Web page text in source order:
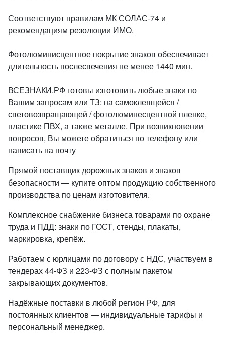
Соответствуют правилам МК СОЛАС-74 и
рекомендациям резолюции ИМО.
Фотолюминисцентное покрытие знаков обеспечивает
длительность послесвечения не менее 1440 мин.
ВСЕЗНАКИ.РФ готовы изготовить любые знаки по
Вашим запросам или ТЗ: на самоклеящейся /
световозвращающей / фотолюминесцентной пленке,
пластике ПВХ, а также металле. При возникновении
вопросов, Вы можете обратиться по телефону или
написать на почту
Прямой поставщик дорожных знаков и знаков
безопасности — купите оптом продукцию собственного
производства по ценам изготовителя.
Комплексное снабжение бизнеса товарами по охране
труда и ПДД: знаки по ГОСТ, стенды, плакаты,
маркировка, крепёж.
Работаем с юрлицами по договору с НДС, участвуем в
тендерах 44-ФЗ и 223-ФЗ с полным пакетом
закрывающих документов.
Надёжные поставки в любой регион РФ, для
постоянных клиентов — индивидуальные тарифы и
персональный менеджер.